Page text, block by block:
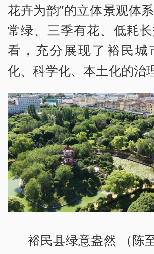
花卉为韵”的立体景观体
常绿、三季有花、低耗
看，充分展现了裕民城
化、科学化、本土化的治
裕民县绿意盎然 （陈